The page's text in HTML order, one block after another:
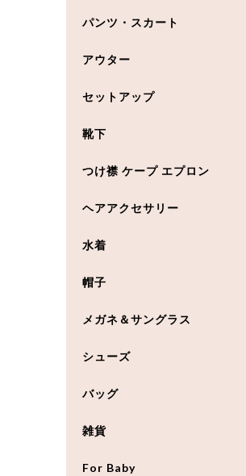
パンツ・スカート
アウター
セットアップ
靴下
つけ襟 ケープ エプロン
ヘアアクセサリー
水着
帽子
メガネ＆サングラス
シューズ
バッグ
雑貨
For Baby